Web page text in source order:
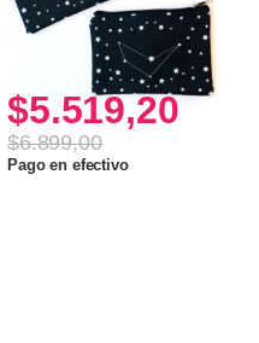
$5.519,20
$6.899,00
Pago en efectivo